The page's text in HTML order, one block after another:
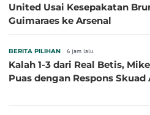
United Usai Kesepakatan
Guimaraes ke Arsenal
BERITA PILIHAN 6 jam lalu
Kalah 1-3 dari Real Betis,
Puas dengan Respons Skuad